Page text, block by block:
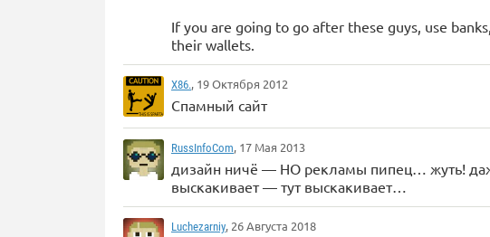
If you are going to go after these guys, use
their wallets.
X86., 19 Октября 2012
Спамный сайт
RussInfoCom, 17 Мая 2013
дизайн ничё — НО рекламы пипец… жуть!
выскакивает — тут выскакивает…
Luchezarniy, 26 Августа 2018